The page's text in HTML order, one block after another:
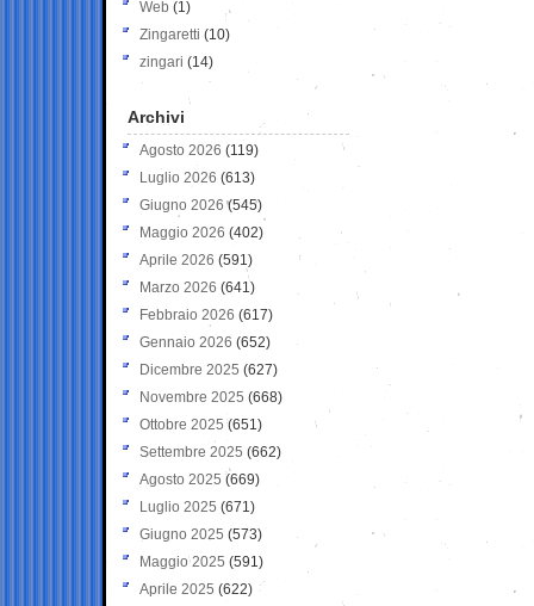
Web (1)
Zingaretti (10)
zingari (14)
Archivi
Agosto 2026 (119)
Luglio 2026 (613)
Giugno 2026 (545)
Maggio 2026 (402)
Aprile 2026 (591)
Marzo 2026 (641)
Febbraio 2026 (617)
Gennaio 2026 (652)
Dicembre 2025 (627)
Novembre 2025 (668)
Ottobre 2025 (651)
Settembre 2025 (662)
Agosto 2025 (669)
Luglio 2025 (671)
Giugno 2025 (573)
Maggio 2025 (591)
Aprile 2025 (622)